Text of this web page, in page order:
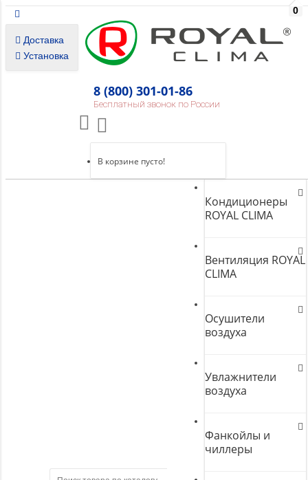
Доставка
Установка
8 (800) 301-01-86
Бесплатный звонок по России
0
В корзине пусто!
Кондиционеры
ROYAL CLIMA
Вентиляция ROYAL
CLIMA
Осушители
воздуха
Увлажнители
воздуха
Фанкойлы и
чиллеры